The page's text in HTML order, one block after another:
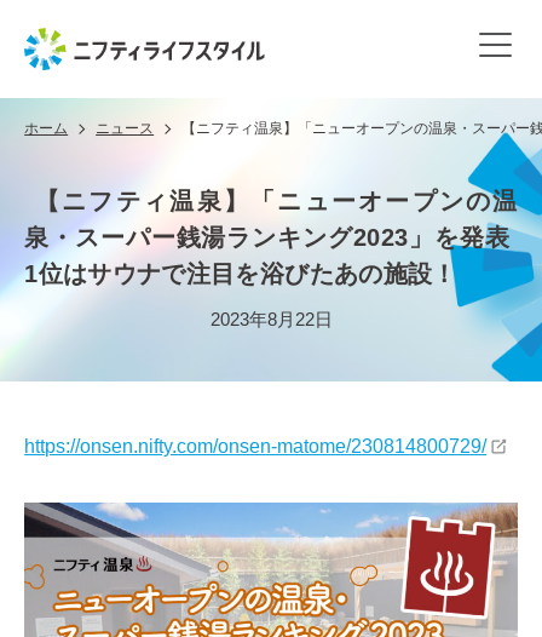
ホーム ニュース 【ニフティ温泉】「ニューオープンの温泉・スーパ
【ニフティ温泉】「ニューオープンの温
泉・スーパー銭湯ランキング2023」を発表
1位はサウナで注目を浴びたあの施設！
2023年8月22日
https://onsen.nifty.com/onsen-matome/230814800729/